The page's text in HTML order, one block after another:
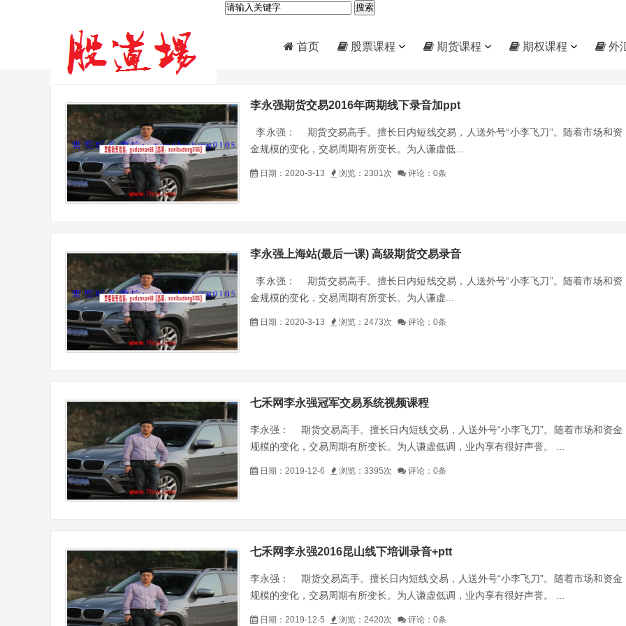
首页 股票课程 期货课程 期权课程 外
李永强期货交易2016年两期线下录音加ppt
李永强： 期货交易高手。擅长日内短线交易，人送外号“小李飞刀”。随着市场和资
金规模的变化，交易周期有所变长。为人谦虚低...
日期：2020-3-13 浏览：2301次 评论：0条
李永强上海站(最后一课) 高级期货交易录音
李永强： 期货交易高手。擅长日内短线交易，人送外号“小李飞刀”。随着市场和资
金规模的变化，交易周期有所变长。为人谦虚...
日期：2020-3-13 浏览：2473次 评论：0条
七禾网李永强冠军交易系统视频课程
李永强： 期货交易高手。擅长日内短线交易，人送外号“小李飞刀”。随着市场和资金
规模的变化，交易周期有所变长。为人谦虚低调，业内享有很好声誉。 ...
日期：2019-12-6 浏览：3395次 评论：0条
七禾网李永强2016昆山线下培训录音+ptt
李永强： 期货交易高手。擅长日内短线交易，人送外号“小李飞刀”。随着市场和资金
规模的变化，交易周期有所变长。为人谦虚低调，业内享有很好声誉。 ...
日期：2019-12-5 浏览：2420次 评论：0条